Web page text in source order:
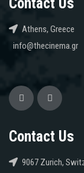
Athens, Greece
info@thecinema.gr
Contact Us
9067 Zurich,